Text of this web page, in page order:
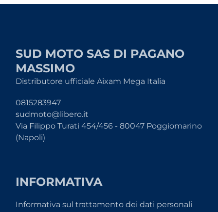
SUD MOTO SAS DI PAGANO
MASSIMO
Distributore ufficiale Aixam Mega Italia
0815283947
sudmoto@libero.it
Via Filippo Turati 454/456 - 80047 Poggiomarino
(Napoli)
INFORMATIVA
Informativa sul trattamento dei dati personali